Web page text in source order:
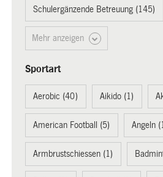
Schulergänzende Betreuung (145)
Mehr anzeigen
Sportart
Aerobic (40) Aikido (1)
American Football (5) Angeln
Armbrustschiessen (1)